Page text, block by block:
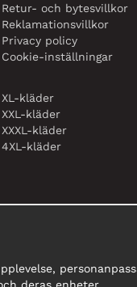
Retur- och bytesvillkor
Reklamationsvillkor
Privacy policy
Cookie-inställningar
XL-kläder
XXL-kläder
XXXL-kläder
4XL-kläder